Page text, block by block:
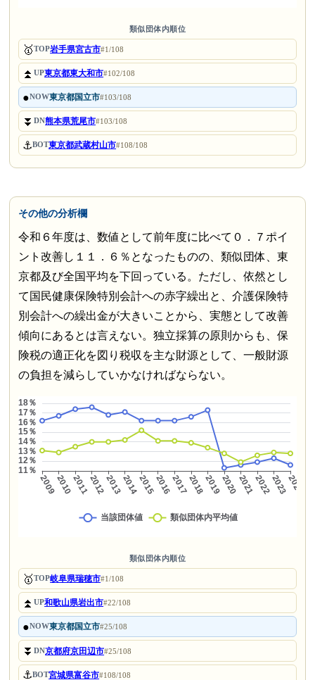
類似団体内順位
🥇TOP岩手県宮古市#1/108
⏫UP東京都東大和市#102/108
●NOW東京都国立市#103/108
⏬DN熊本県荒尾市#103/108
⚓BOT東京都武蔵村山市#108/108
その他の分析欄
令和６年度は、数値として前年度に比べて０．７ポイ
ント改善し１１．６％となったものの、類似団体、東
京都及び全国平均を下回っている。ただし、依然とし
て国民健康保険特別会計への赤字繰出と、介護保険特
別会計への繰出金が大きいことから、実態として改善
傾向にあるとは言えない。独立採算の原則からも、保
険税の適正化を図り税収を主な財源として、一般財源
の負担を減らしていかなければならない。
類似団体内順位
🥇TOP岐阜県瑞穂市#1/108
⏫UP和歌山県岩出市#22/108
●NOW東京都国立市#25/108
⏬DN京都府京田辺市#25/108
⚓BOT宮城県富谷市#108/108